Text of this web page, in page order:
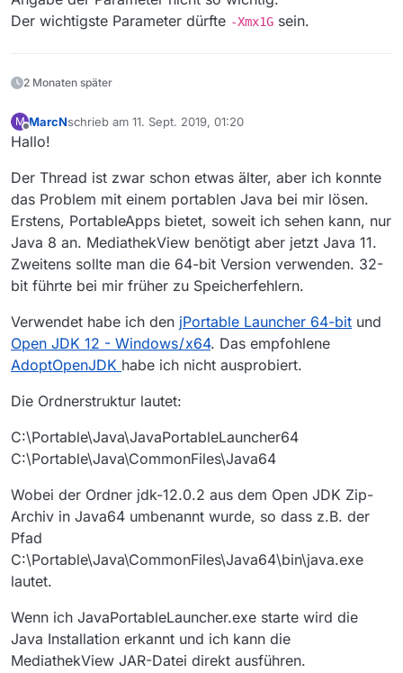
von MV klappte.
Dann warte ich mal einfach ab, was die Zukunft
m.
Der wichtigste Parameter dürfte -Xmx1G sein.
2 Monaten später
M
Offline
MarcNschrieb am 11. Sept. 2019, 01:20
zuletzt editiert von
Hallo!
Der Thread ist zwar schon etwas älter, aber ich konnte
das Problem mit einem portablen Java bei mir lösen.
Erstens, PortableApps bietet, soweit ich sehen kann, nur
Java 8 an. MediathekView benötigt aber jetzt Java 11.
Zweitens sollte man die 64-bit Version verwenden. 32-
bit führte bei mir früher zu Speicherfehlern.
Verwendet habe ich den jPortable Launcher 64-bit und
Open JDK 12 - Windows / x64. Das empfohlene
AdoptOpenJDK habe ich nicht ausprobiert.
Die Ordnerstruktur lautet:
C:\Portable\Java\JavaPortableLauncher64
C:\Portable\Java\CommonFiles\Java64
Wobei der Ordner jdk-12.0.2 aus dem Open JDK Zip-
Archiv in Java64 umbenannt wurde, so dass z.B. der
Pfad
C:\Portable\Java\CommonFiles\Java64\bin\java.exe
lautet.
Wenn ich JavaPortableLauncher.exe starte wird die
Java Installation erkannt und ich kann die
MediathekView JAR-Datei direkt ausführen.